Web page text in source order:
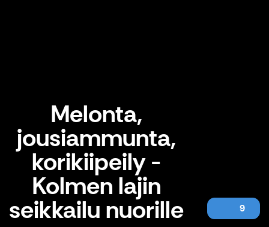
Melonta,
jousiammunta,
korikiipeily -
Kolmen lajin
seikkailu nuorille 9Melonta, jousiammunta, korikiipeily - Kolmen lajin seikkailu nuorille